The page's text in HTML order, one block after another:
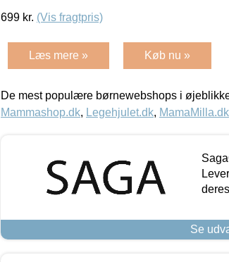
699 kr. (Vis fragtpris)
Læs mere » Køb nu »
De mest populære børnewebshops i
Mammashop.dk, Legehjulet.dk, MamaMilla.dk
Se